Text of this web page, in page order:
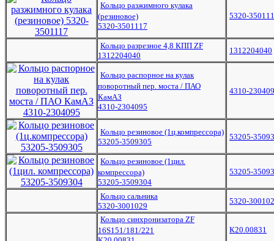
Кольцо разжимного кулака
(резиновое)
5320-3501117
5320-
Кольцо разрезное 4,8 КПП ZF
1312204040
1312204040
Кольцо распорное на кулак
поворотный пер. моста / ПАО
КамАЗ
4310-2304095
4310-
Кольцо резиновое (1ц.компрессора)
53205-3509305
53205-
Кольцо резиновое (1цил.
компрессора)
53205-3509304
53205-
Кольцо сальника
5320-3001029
5320-
Кольцо синхронизатора ZF
16S151/181/221
К20.00831